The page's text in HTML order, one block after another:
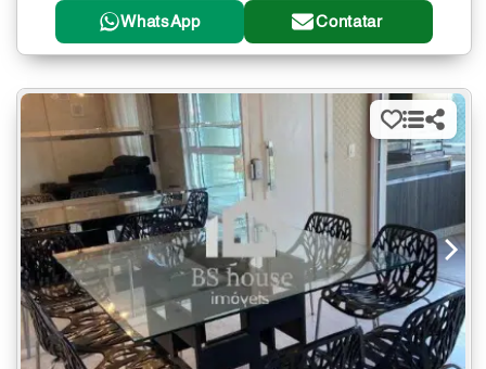
WhatsApp Contatar